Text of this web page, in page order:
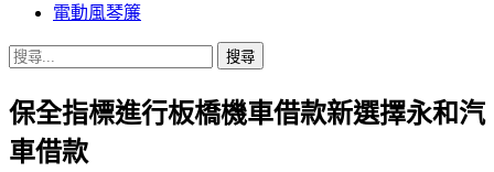
電動風琴簾
搜
關
鍵
字:
保全指標進行板橋機車借款新選擇永和汽
車借款